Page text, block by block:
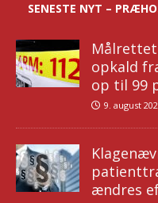
SENESTE NYT –
Målrettet
opkald
op til 99
9. august
ændres